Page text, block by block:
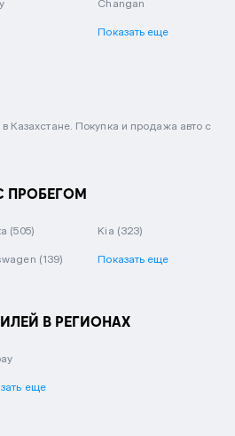
Changan
Показать еще
Казахстане. Покупка и продажа авто с
ПРОБЕГОМ
(505) Kia (323)
(139) Показать еще
В РЕГИОНАХ
еще